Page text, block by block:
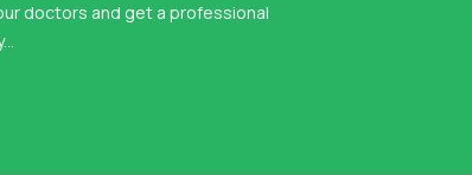
doctors and get a professional